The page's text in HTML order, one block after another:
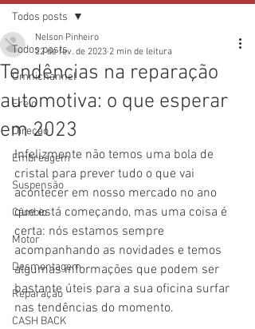
Todos posts
Omnichannel
Freio
Direção
Embreagem
Suspensão
Câmbio
Motor
Desmontagem
Reparação
CASH BACK
Todos posts
Tendências na reparação
automotiva: o que esperar
em 2023
Nelson Pinheiro
22 de fev. de 2023 2 min de leitura
Infelizmente não temos uma bola de
cristal para prever tudo o que vai
acontecer em nosso mercado no ano
que está começando, mas uma coisa é
certa: nós estamos sempre
acompanhando as novidades e temos
algumas informações que podem ser
bastante úteis para a sua oficina surfar
nas tendências do momento.